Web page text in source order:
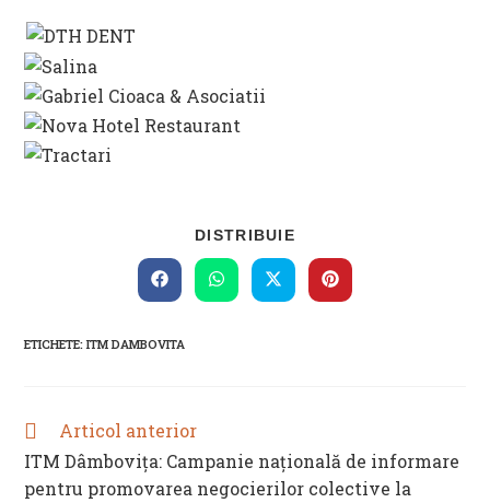
DISTRIBUIE
THIS
CONTENT
Opens
in
window
Opens
in
Opens
in
Opens
in
ETICHETE:ITM DAMBOVITA
READ
ARTICLES
Articol anterior
ITM Dâmbovița: Campanie națională de informare
pentru promovarea negocierilor colective la